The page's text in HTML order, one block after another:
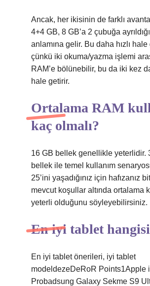
Ancak, her ikisinin de farklı
4+4 GB, 8 GB’a 2 çubuğa
anlamına gelir. Bu daha hızlı hale
çünkü iki okuma/yazma işlemi
RAM’e bölünebilir, bu da iki kez
hale getirir.
Ortalama RAM
kaç olmalı?
16 GB bellek genellikle yeterlidir.
bellek ile temel kullanım
25’ini yaşadığınız için hafızanız
mevcut koşullar altında ortalama
yeterli olduğunu söyleyebilirsiniz.
En iyi tablet
En iyi tablet önerileri, iyi tablet
modeldezeDeRoR Points1Apple
Probadsung Galaxy Sekme S9